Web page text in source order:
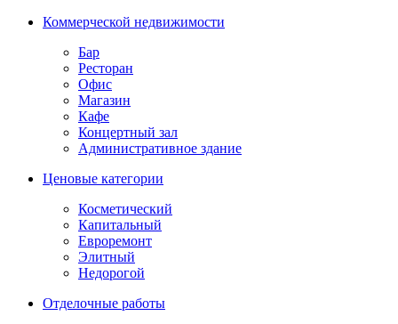
Коммерческой недвижимости
Бар
Ресторан
Офис
Магазин
Кафе
Концертный зал
Административное здание
Ценовые категории
Косметический
Капитальный
Евроремонт
Элитный
Недорогой
Отделочные работы